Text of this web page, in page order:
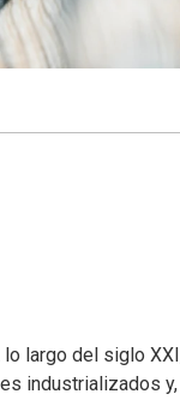
largo del siglo
industrializados